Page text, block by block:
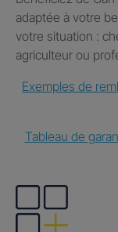
adaptée à votre
votre situation :
agriculteur ou
Exemples de
Tableau de